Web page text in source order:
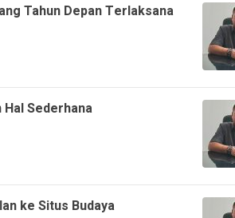
Tahun Depan Terlaksana
Sederhana
ke Situs Budaya